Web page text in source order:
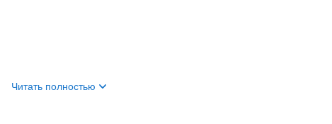
Читать полностью